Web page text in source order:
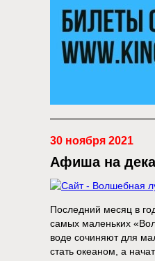
30 ноября 2021
Афиша на
Последний месяц в
самых маленьких
воде сочиняют для
стать океаном, а